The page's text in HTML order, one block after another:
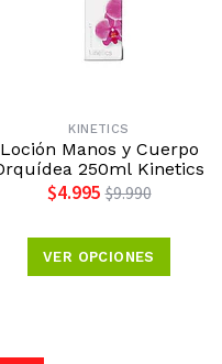
KINETICS
Loción Manos y Cuerpo
Orquídea 250ml Kinetics
$4.995 $9.990
VER OPCIONES